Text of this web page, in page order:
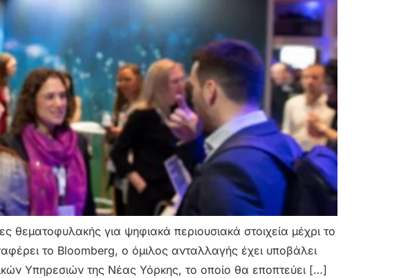
θεματοφυλακής για ψηφιακά περιουσιακά στοιχεία μέχρι το
το Bloomberg, ο όμιλος ανταλλαγής έχει υποβάλει
Υπηρεσιών της Νέας Υόρκης, το οποίο θα εποπτεύει […]